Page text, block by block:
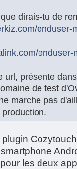
dirais-tu de
enduser-
enduser-
url, présente
de test
marche pas
les deux